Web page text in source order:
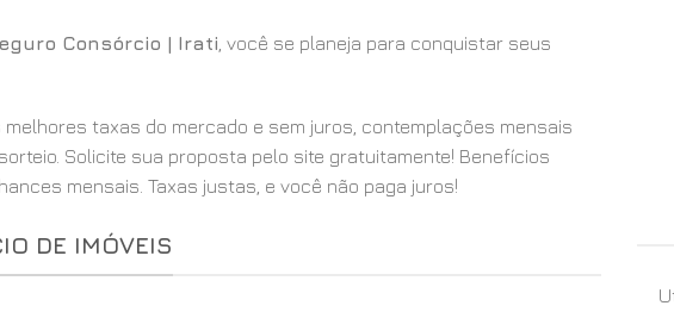
Consórcio | Irati , você se planeja para conquistar seus
melhores taxas do mercado e sem juros, contemplações mensais
Solicite sua proposta pelo site gratuitamente! Benefícios
mensais. Taxas justas, e você não paga juros!
DE IMÓVEIS